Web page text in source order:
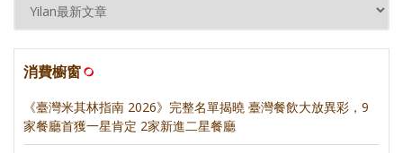
消費櫥窗
《臺灣米其林指南 2026》完整名單揭曉 臺灣餐飲大放異彩，9
家餐廳首獲一星肯定 2家新進二星餐廳